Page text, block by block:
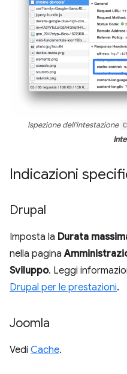
Ispezione dell'intestazione
Indicazioni
Drupal
Imposta la Durata
nella pagina
Sviluppo. Leggi
Drupal per le prestazioni.
Joomla
Vedi Cache.